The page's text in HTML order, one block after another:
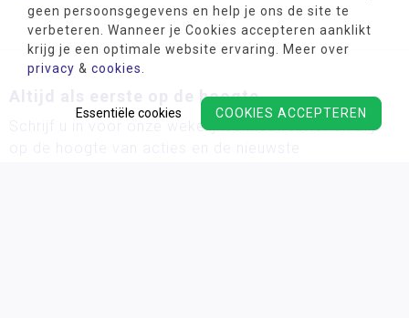
geen persoonsgegevens en help je ons de site te
verbeteren. Wanneer je Cookies accepteren aanklikt
krijg je een optimale website ervaring. Meer over
privacy & cookies
COOKIES ACCEPTEREN
Essentiële cookies
Altijd als eerste op de hoogte
Schrijf u in voor onze wekelijkse nieuwsbrief en blijf